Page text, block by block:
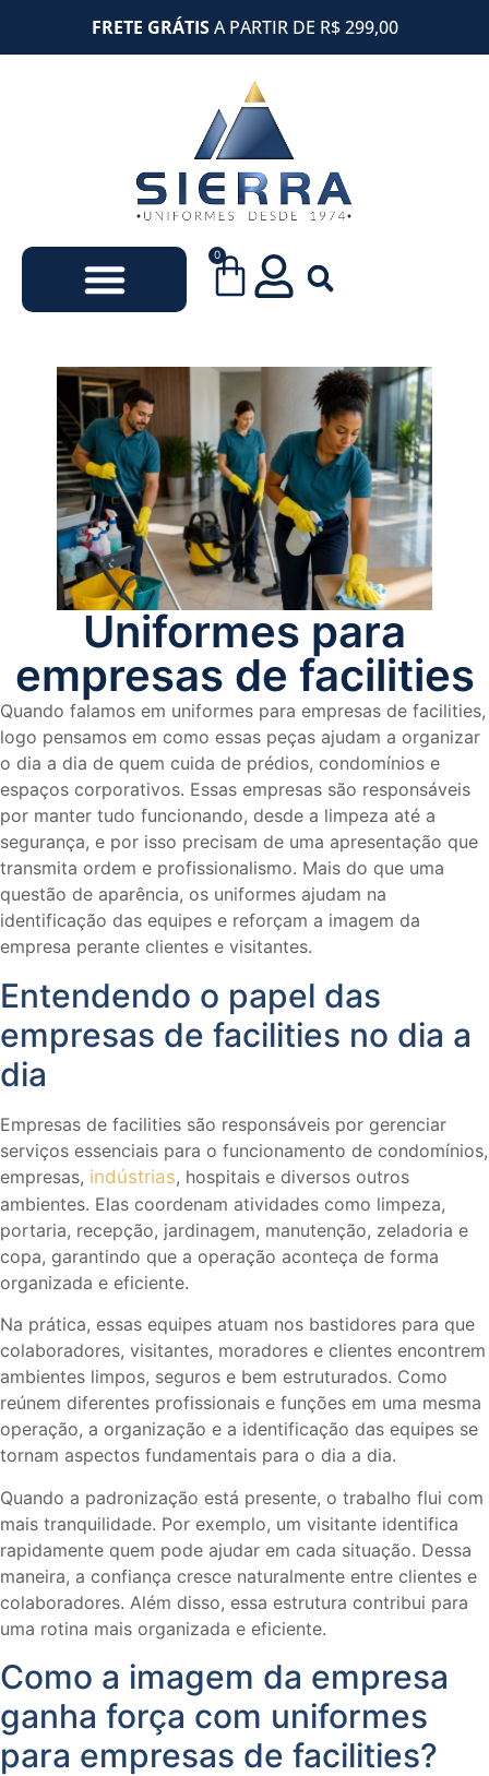
FRETE GRÁTISA PARTIR DE R$ 299,00
0
Uniformes para
empresas de facilities
Quando falamos em uniformes para empresas de facilities,
logo pensamos em como essas peças ajudam a organizar
o dia a dia de quem cuida de prédios, condomínios e
espaços corporativos. Essas empresas são responsáveis
por manter tudo funcionando, desde a limpeza até a
segurança, e por isso precisam de uma apresentação que
transmita ordem e profissionalismo. Mais do que uma
questão de aparência, os uniformes ajudam na
identificação das equipes e reforçam a imagem da
empresa perante clientes e visitantes.
Entendendo o papel das
empresas de facilities no dia a
dia
Empresas de facilities são responsáveis por gerenciar
serviços essenciais para o funcionamento de condomínios,
empresas, indústrias, hospitais e diversos outros
ambientes. Elas coordenam atividades como limpeza,
portaria, recepção, jardinagem, manutenção, zeladoria e
copa, garantindo que a operação aconteça de forma
organizada e eficiente.
Na prática, essas equipes atuam nos bastidores para que
colaboradores, visitantes, moradores e clientes encontrem
ambientes limpos, seguros e bem estruturados. Como
reúnem diferentes profissionais e funções em uma mesma
operação, a organização e a identificação das equipes se
tornam aspectos fundamentais para o dia a dia.
Quando a padronização está presente, o trabalho flui com
mais tranquilidade. Por exemplo, um visitante identifica
rapidamente quem pode ajudar em cada situação. Dessa
maneira, a confiança cresce naturalmente entre clientes e
colaboradores. Além disso, essa estrutura contribui para
uma rotina mais organizada e eficiente.
Como a imagem da empresa
ganha força com uniformes
para empresas de facilities?